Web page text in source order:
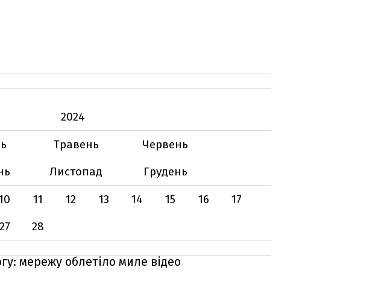
2024
Травень
Червень
Листопад
Грудень
11 12 13 14 15 16
17
27 28
мережу облетіло миле відео